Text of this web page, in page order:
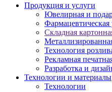
Продукция и услуги
Ювелирная и
Фармацевтическая
Складная
Технология
Рекламная
Разработка и
Технологии и материалы
Технологии